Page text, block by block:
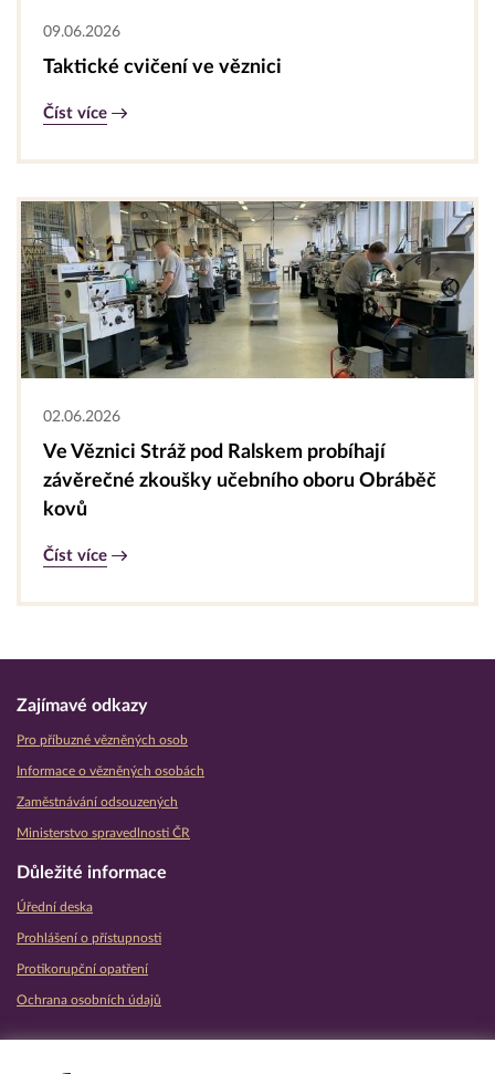
09.06.2026
Taktické cvičení ve věznici
Číst více
02.06.2026
Ve Věznici Stráž pod Ralskem probíhají
závěrečné zkoušky učebního oboru Obráběč
kovů
Číst více
Zajímavé odkazy
Pro příbuzné vězněných osob
Informace o vězněných osobách
Zaměstnávání odsouzených
Ministerstvo spravedlnosti ČR
Důležité informace
Úřední deska
Prohlášení o přístupnosti
Protikorupční opatření
Ochrana osobních údajů